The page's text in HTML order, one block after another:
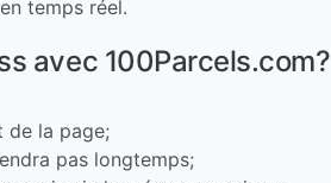
temps réel.
avec 100Parcels.com?
de la page;
pas longtemps;